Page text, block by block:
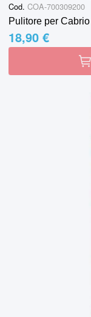
Cod. COA-700309200
Pulitore per
18,90 €